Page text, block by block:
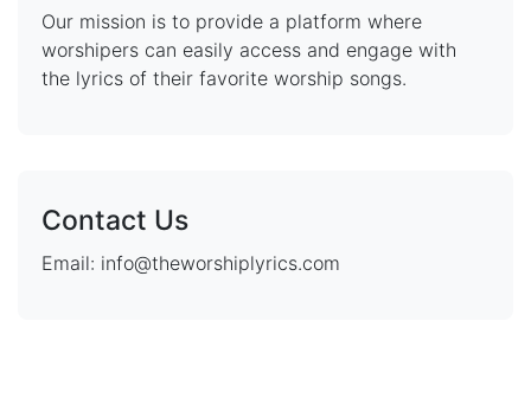
Our mission is to provide a platform where
worshipers can easily access and engage with
the lyrics of their favorite worship songs.
Contact Us
Email: info@theworshiplyrics.com